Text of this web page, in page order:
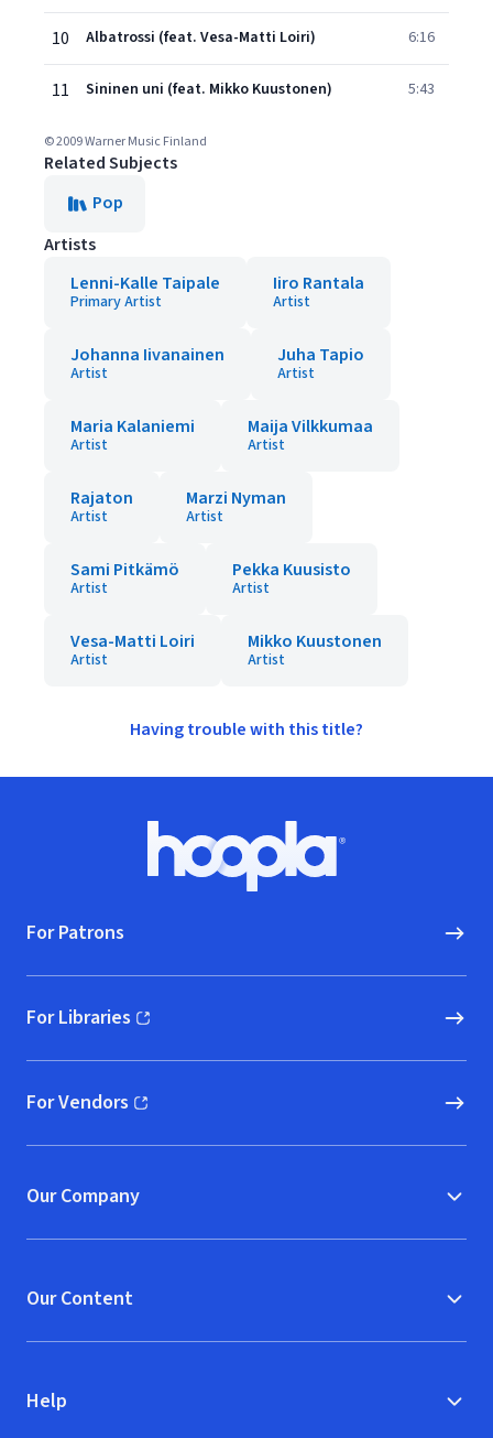
10 Albatrossi (feat. Vesa-Matti Loiri) 6:16
11 Sininen uni (feat. Mikko Kuustonen) 5:43
© 2009 Warner Music Finland
Related Subjects
Pop
Artists
Lenni-Kalle Taipale
Primary Artist
Iiro Rantala
Artist
Johanna Iivanainen
Artist
Juha Tapio
Artist
Maria Kalaniemi
Artist
Maija Vilkkumaa
Artist
Rajaton
Artist
Marzi Nyman
Artist
Sami Pitkämö
Artist
Pekka Kuusisto
Artist
Vesa-Matti Loiri
Artist
Mikko Kuustonen
Artist
Having trouble with this title?
Hoopla logo, Go to homepage
For Patrons
For Libraries
(opens in new window)
For Vendors
(opens in new window)
Our Company
Our Content
Help